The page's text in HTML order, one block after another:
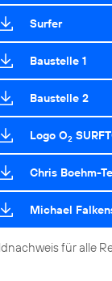
Surfer
Baustelle 1
Baustelle 2
Logo O2
Chris Boehm-
Michael
für alle